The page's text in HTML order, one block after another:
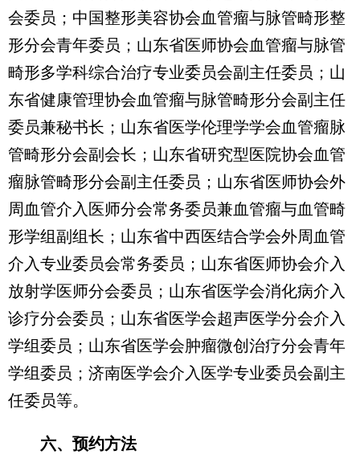
会委员；中国整形美容协会血管瘤与脉管畸形整
形分会青年委员；山东省医师协会血管瘤与脉管
畸形多学科综合治疗专业委员会副主任委员；山
东省健康管理协会血管瘤与脉管畸形分会副主任
委员兼秘书长；山东省医学伦理学学会血管瘤脉
管畸形分会副会长；山东省研究型医院协会血管
瘤脉管畸形分会副主任委员；山东省医师协会外
周血管介入医师分会常务委员兼血管瘤与血管畸
形学组副组长；山东省中西医结合学会外周血管
介入专业委员会常务委员；山东省医师协会介入
放射学医师分会委员；山东省医学会消化病介入
诊疗分会委员；山东省医学会超声医学分会介入
学组委员；山东省医学会肿瘤微创治疗分会青年
学组委员；济南医学会介入医学专业委员会副主
任委员等。
六、预约方法